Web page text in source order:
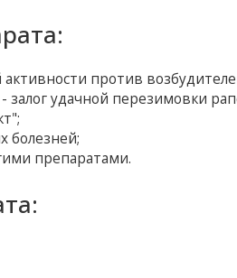
против
залог удачной перезимовки
болезней;
препаратами.